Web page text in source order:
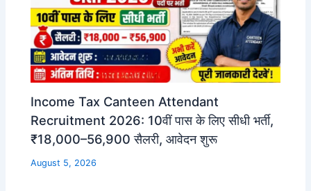
Income Tax Canteen Attendant
Recruitment 2026: 10वीं पास के लिए सीधी भर्ती,
₹18,000–56,900 सैलरी, आवेदन शुरू
August 5, 2026